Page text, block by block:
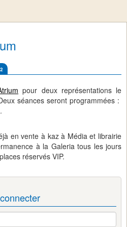
pour deux représentations le
séances seront programmées :
en vente à kaz à Média et librairie
à la Galeria tous les jours
réservés VIP.